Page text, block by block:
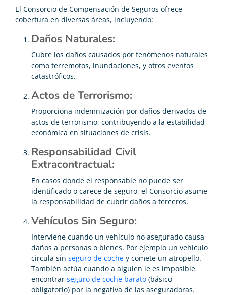
El Consorcio de Compensación de Seguros ofrece
cobertura en diversas áreas, incluyendo:
Daños Naturales:
Cubre los daños causados por fenómenos naturales
como terremotos, inundaciones, y otros eventos
catastróficos.
Actos de Terrorismo:
Proporciona indemnización por daños derivados de
actos de terrorismo, contribuyendo a la estabilidad
económica en situaciones de crisis.
Responsabilidad Civil
Extracontractual:
En casos donde el responsable no puede ser
identificado o carece de seguro, el Consorcio asume
la responsabilidad de cubrir daños a terceros.
Vehículos Sin Seguro:
Interviene cuando un vehículo no asegurado causa
daños a personas o bienes. Por ejemplo un vehículo
circula sin seguro de coche y comete un atropello.
También actúa cuando a alguien le es imposible
encontrar seguro de coche barato (básico
obligatorio) por la negativa de las aseguradoras.